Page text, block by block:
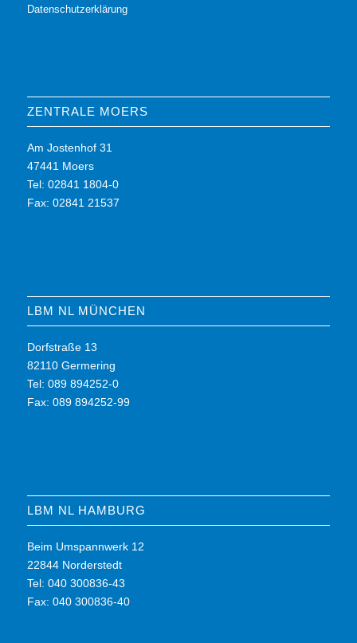
Datenschutzerklärung
ZENTRALE MOERS
Am Jostenhof 31
47441 Moers
Tel: 02841 1804-0
Fax: 02841 21537
LBM NL MÜNCHEN
Dorfstraße 13
82110 Germering
Tel: 089 894252-0
Fax: 089 894252-99
LBM NL HAMBURG
Beim Umspannwerk 12
22844 Norderstedt
Tel: 040 300836-43
Fax: 040 300836-40